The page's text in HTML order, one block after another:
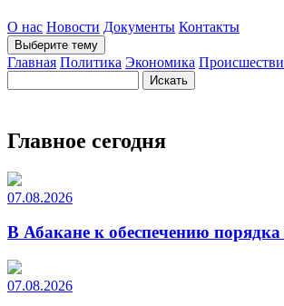
О нас Новости Документы Контакты
Выберите тему
Главная Политика Экономика
Главное сегодня
07.08.2026
В Абакане к обеспечению
07.08.2026